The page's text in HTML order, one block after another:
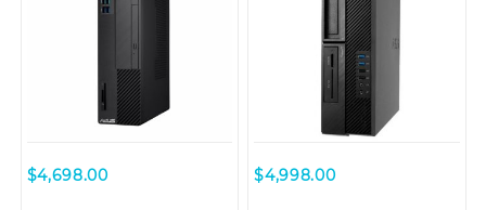
$4,698.00 $4,998.00